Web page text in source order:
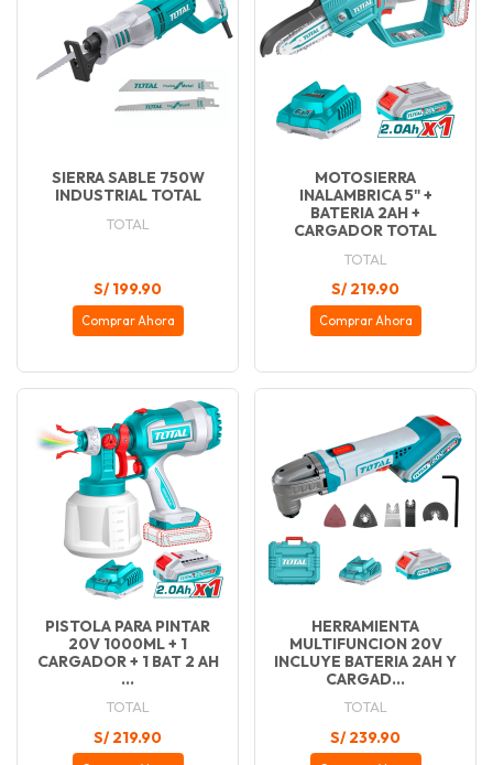
SIERRA SABLE 750W
INDUSTRIAL TOTAL
TOTAL
S/ 199.90
Comprar Ahora
MOTOSIERRA
INALAMBRICA 5" +
BATERIA 2AH +
CARGADOR TOTAL
TOTAL
S/ 219.90
Comprar Ahora
PISTOLA PARA PINTAR
20V 1000ML + 1
CARGADOR + 1 BAT 2 AH
...
TOTAL
S/ 219.90
HERRAMIENTA
MULTIFUNCION 20V
INCLUYE BATERIA 2AH Y
CARGAD...
TOTAL
S/ 239.90